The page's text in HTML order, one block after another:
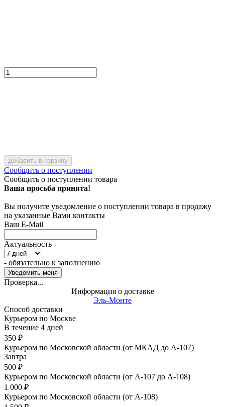
Добавить в корзину
Сообщить о поступлении
Сообщить о поступлении товара
Ваша просьба принята!
Вы получите уведомление о поступлении товара в продажу
на указанные Вами контакты
Ваш E-Mail
Актуальность
- обязательно к заполнению
Проверка...
Информация о доставке
Эль-Монте
Способ доставки
Курьером по Москве
В течение 4 дней
350 ₽
Курьером по Московской области (от МКАД до А-107)
Завтра
500 ₽
Курьером по Московской области (от А-107 до А-108)
1 000 ₽
Курьером по Московской области (от А-108)